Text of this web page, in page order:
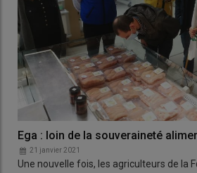
Ega : loin de la souveraineté
21 janvier 2021
Une nouvelle fois, les agriculteurs de la